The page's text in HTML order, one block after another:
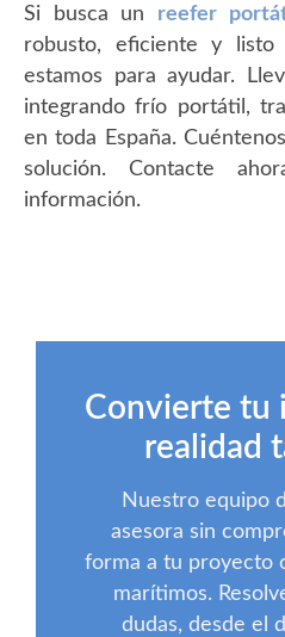
Si busca un reefer
robusto, eficiente y listo
estamos para ayudar.
integrando frío portátil,
en toda España.
solución. Contacte
información.
Convierte tu
realidad
Nuestro equipo
asesora sin
forma a tu proyecto
marítimos.
dudas, desde el